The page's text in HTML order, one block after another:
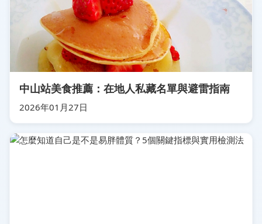
中山站美食推薦：在地人私藏名單與避雷指南
2026年01月27日